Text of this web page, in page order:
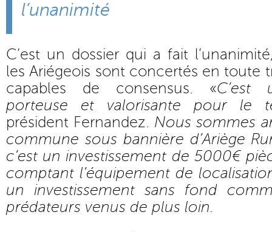
l’unanimité
C’est un dossier qui a fait
les Ariégeois sont concertés en toute
capables de consensus. «C’est
porteuse et valorisante pour le
président Fernandez. Nous sommes
commune sous bannière d’Ariège
c’est un investissement de 5000€
comptant l’équipement de
un investissement sans fond
prédateurs venus de plus loin.